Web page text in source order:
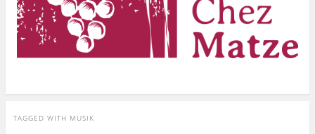
TAGGED WITH MUSIK